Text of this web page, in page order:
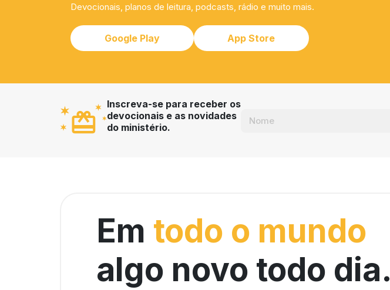
Devocionais, planos de leitura, podcasts, rádio e muito mais.
Google Play App Store
Inscreva-se para receber os
devocionais e as novidades
do ministério.
Em todo o mundo
algo novo todo dia.